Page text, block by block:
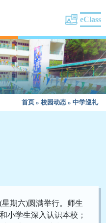
eClass
首页 » 校园动态 » 中学巡礼
星期六)圆满举行。师生
小学生深入认识本校；